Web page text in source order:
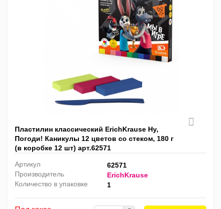
Пластилин классический ErichKrause Ну,
Погоди! Каникулы 12 цветов со стеком, 180 г
(в коробке 12 шт) арт.62571
Артикул
62571
Производитель
ErichKrause
Количество в упаковке
1